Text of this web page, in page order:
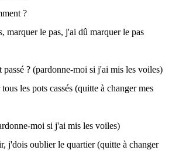
?
marquer le pas, j'ai dû marquer le pas
passé ? (pardonne-moi si j'ai mis les voiles)
les pots cassés (quitte à changer mes
moi si j'ai mis les voiles)
j'dois oublier le quartier (quitte à changer